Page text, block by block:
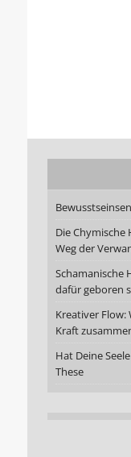
Die Chymische
Weg der
Schamanische
dafür geboren
Kreativer Flow:
Kraft
Hat Deine
These